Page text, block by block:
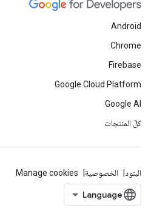
Android
Chrome
Firebase
Google Cloud Platform
Google AI
كلّ المنتجات
البنود الخصوصية Manage cookies